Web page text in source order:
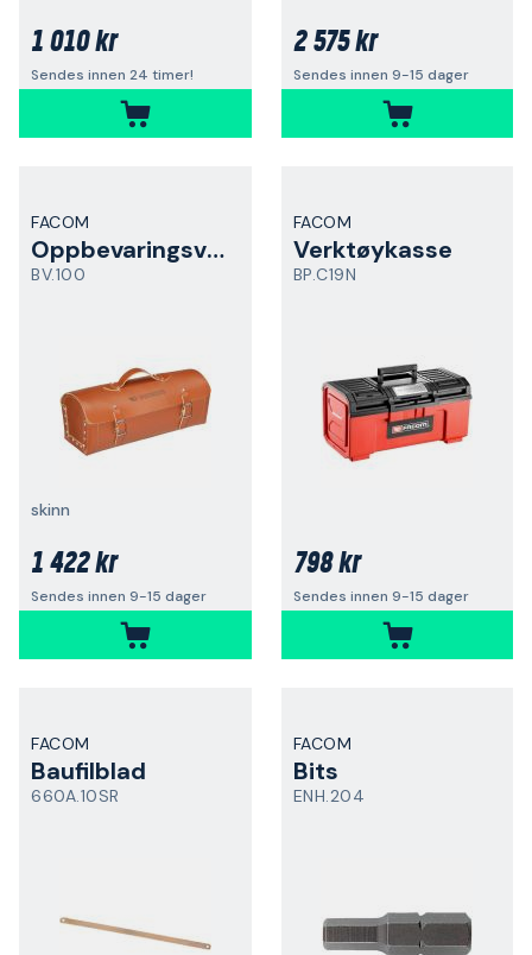
1 010 kr
Sendes innen 24 timer!
2 575 kr
Sendes innen 9-15 dager
FACOM
Oppbevaringsveske
BV.100
skinn
1 422 kr
Sendes innen 9-15 dager
FACOM
Verktøykasse
BP.C19N
798 kr
Sendes innen 9-15 dager
FACOM
Baufilblad
660A.10SR
FACOM
Bits
ENH.204